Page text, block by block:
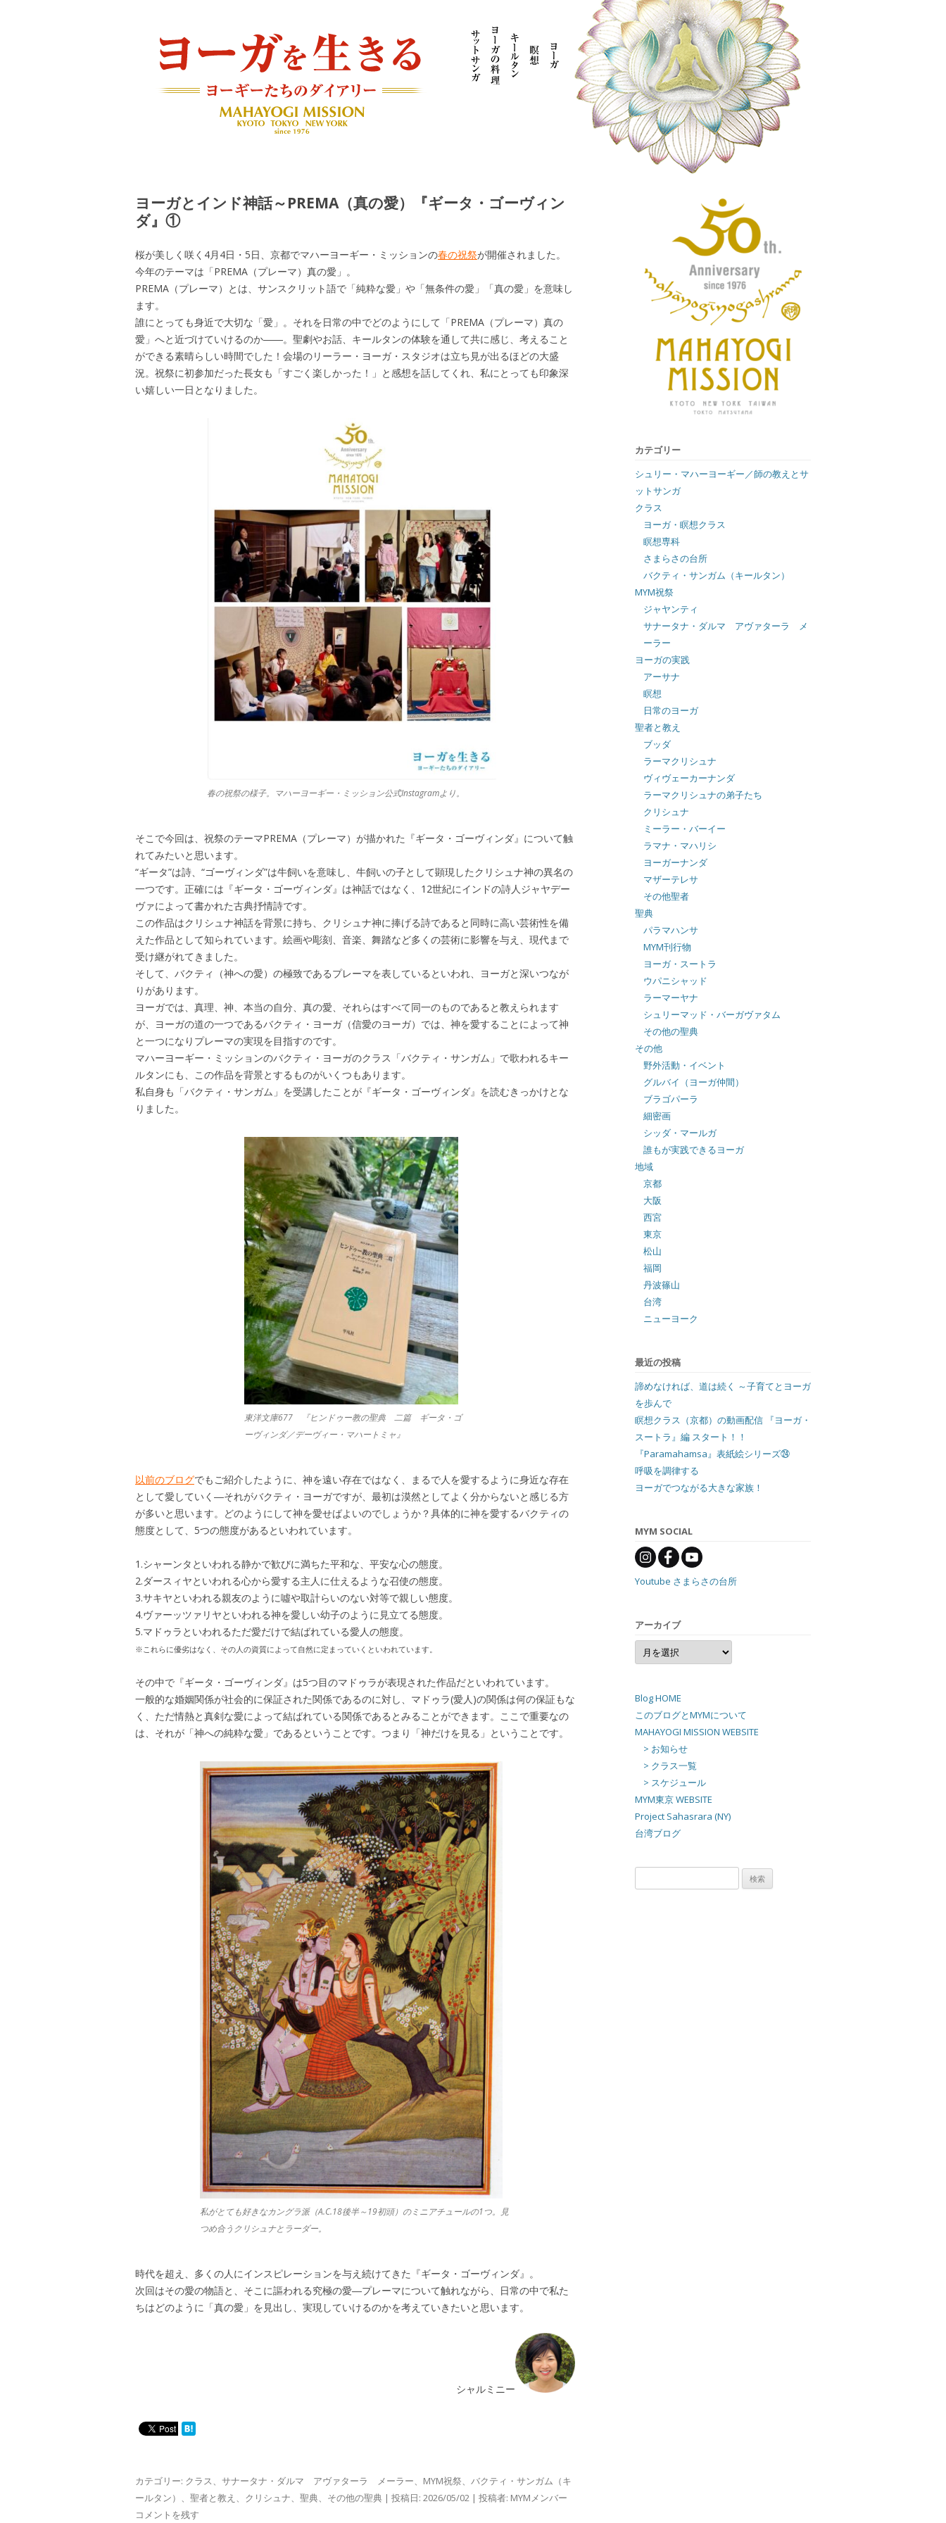
ヨーガとインド神話～PREMA（真の愛）『ギータ・ゴーヴィン
ダ』①
桜が美しく咲く4月4日・5日、京都でマハーヨーギー・ミッションの春の祝祭が開催されました。
今年のテーマは「PREMA（プレーマ）真の愛」。
PREMA（プレーマ）とは、サンスクリット語で「純粋な愛」や「無条件の愛」「真の愛」を意味し
ます。
誰にとっても身近で大切な「愛」。それを日常の中でどのようにして「PREMA（プレーマ）真の
愛」へと近づけていけるのか――。聖劇やお話、キールタンの体験を通して共に感じ、考えること
ができる素晴らしい時間でした！会場のリーラー・ヨーガ・スタジオは立ち見が出るほどの大盛
況。祝祭に初参加だった長女も「すごく楽しかった！」と感想を話してくれ、私にとっても印象深
い嬉しい一日となりました。
春の祝祭の様子。マハーヨーギー・ミッション公式Instagramより。
そこで今回は、祝祭のテーマPREMA（プレーマ）が描かれた『ギータ・ゴーヴィンダ』について触
れてみたいと思います。
“ギータ”は詩、“ゴーヴィンダ”は牛飼いを意味し、牛飼いの子として顕現したクリシュナ神の異名の
一つです。正確には『ギータ・ゴーヴィンダ』は神話ではなく、12世紀にインドの詩人ジャヤデー
ヴァによって書かれた古典抒情詩です。
この作品はクリシュナ神話を背景に持ち、クリシュナ神に捧げる詩であると同時に高い芸術性を備
えた作品として知られています。絵画や彫刻、音楽、舞踏など多くの芸術に影響を与え、現代まで
受け継がれてきました。
そして、バクティ（神への愛）の極致であるプレーマを表しているといわれ、ヨーガと深いつなが
りがあります。
ヨーガでは、真理、神、本当の自分、真の愛、それらはすべて同一のものであると教えられます
が、ヨーガの道の一つであるバクティ・ヨーガ（信愛のヨーガ）では、神を愛することによって神
と一つになりプレーマの実現を目指すのです。
マハーヨーギー・ミッションのバクティ・ヨーガのクラス「バクティ・サンガム」で歌われるキー
ルタンにも、この作品を背景とするものがいくつもあります。
私自身も「バクティ・サンガム」を受講したことが『ギータ・ゴーヴィンダ』を読むきっかけとな
りました。
東洋文庫677 『ヒンドゥー教の聖典 二篇 ギータ・ゴ
ーヴィンダ／デーヴィー・マハートミャ』
以前のブログでもご紹介したように、神を遠い存在ではなく、まるで人を愛するように身近な存在
として愛していく―それがバクティ・ヨーガですが、最初は漠然としてよく分からないと感じる方
が多いと思います。どのようにして神を愛せばよいのでしょうか？具体的に神を愛するバクティの
態度として、5つの態度があるといわれています。
1.シャーンタといわれる静かで歓びに満ちた平和な、平安な心の態度。
2.ダースィヤといわれる心から愛する主人に仕えるような召使の態度。
3.サキヤといわれる親友のように噓や取計らいのない対等で親しい態度。
4.ヴァーッツァリヤといわれる神を愛しい幼子のように見立てる態度。
5.マドゥラといわれるただ愛だけで結ばれている愛人の態度。
※これらに優劣はなく、その人の資質によって自然に定まっていくといわれています。
その中で『ギータ・ゴーヴィンダ』は5つ目のマドゥラが表現された作品だといわれています。
一般的な婚姻関係が社会的に保証された関係であるのに対し、マドゥラ(愛人)の関係は何の保証もな
く、ただ情熱と真剣な愛によって結ばれている関係であるとみることができます。ここで重要なの
は、それが「神への純粋な愛」であるということです。つまり「神だけを見る」ということです。
私がとても好きなカングラ派（A.C.18後半～19初頭）のミニアチュールの1つ。見
つめ合うクリシュナとラーダー。
時代を超え、多くの人にインスピレーションを与え続けてきた『ギータ・ゴーヴィンダ』。
次回はその愛の物語と、そこに謳われる究極の愛―プレーマについて触れながら、日常の中で私た
ちはどのように「真の愛」を見出し、実現していけるのかを考えていきたいと思います。
シャルミニー
カテゴリー: クラス、 サナータナ・ダルマ アヴァターラ メーラー、 MYM祝祭、 バクティ・サンガム（キ
ールタン） 、 聖者と教え 、 クリシュナ、 聖典、 その他の聖典 | 投稿日: 2026/05/02 | 投稿者: MYMメンバー
コメントを残す
カテゴリー
シュリー・マハーヨーギー／師の教えとサ
ットサンガ
クラス
ヨーガ・瞑想クラス
瞑想専科
さまらさの台所
バクティ・サンガム（キールタン）
MYM祝祭
ジャヤンティ
サナータナ・ダルマ アヴァターラ メ
ーラー
ヨーガの実践
アーサナ
瞑想
日常のヨーガ
聖者と教え
ブッダ
ラーマクリシュナ
ヴィヴェーカーナンダ
ラーマクリシュナの弟子たち
クリシュナ
ミーラー・バーイー
ラマナ・マハリシ
ヨーガーナンダ
マザーテレサ
その他聖者
聖典
パラマハンサ
MYM刊行物
ヨーガ・スートラ
ウパニシャッド
ラーマーヤナ
シュリーマッド・バーガヴァタム
その他の聖典
その他
野外活動・イベント
グルバイ（ヨーガ仲間）
ブラゴパーラ
細密画
シッダ・マールガ
誰もが実践できるヨーガ
地域
京都
大阪
西宮
東京
松山
福岡
丹波篠山
台湾
ニューヨーク
最近の投稿
諦めなければ、道は続く ～子育てとヨーガ
を歩んで
瞑想クラス（京都）の動画配信 『ヨーガ・
スートラ』編 スタート！！
『Paramahamsa』表紙絵シリーズ㉔
呼吸を調律する
ヨーガでつながる大きな家族！
MYM SOCIAL
Youtube さまらさの台所
アーカイブ
ア
ー
カ
Blog HOME
このブログとMYMについて
MAHAYOGI MISSION WEBSITE
> お知らせ
> クラス一覧
> スケジュール
MYM東京 WEBSITE
Project Sahasrara (NY)
台湾ブログ
索: